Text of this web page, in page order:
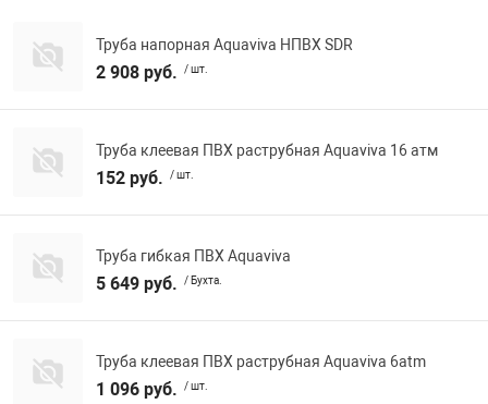
Труба напорная Aquaviva НПВХ SDR
2 908 руб. / шт.
Труба клеевая ПВХ раструбная Aquaviva 16 атм
152 руб. / шт.
Труба гибкая ПВХ Aquaviva
5 649 руб. / Бухта.
Труба клеевая ПВХ раструбная Aquaviva 6atm
1 096 руб. / шт.